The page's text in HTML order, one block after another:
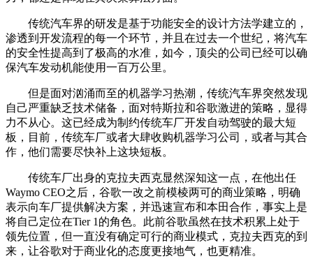
传统汽车界的研发是基于功能安全的设计方法学建立的，
渗透到开发流程的每一个环节，并且在过去一个世纪，将汽车
的安全性提高到了极高的水准，如今，顶尖的公司已经可以确
保汽车发动机能使用一百万公里。
但是面对汹涌而至的机器学习热潮，传统汽车界突然发现
自己严重缺乏技术储备，面对特斯拉和谷歌激进的策略，显得
力不从心。这已经成为制约传统车厂开发自动驾驶的最大短
板，目前，传统车厂或者大肆收购机器学习公司，或者与其合
作，他们需要尽快补上这块短板。
传统车厂出身的克拉夫西克显然深知这一点，在他出任
Waymo CEO之后，谷歌一改之前模棱两可的商业策略，明确
表示向车厂提供解决方案，并迅速宣布和本田合作，事实上是
将自己定位在Tier 1的角色。此前谷歌虽然在技术积累上处于
领先位置，但一直没有确定可行的商业模式，克拉夫西克的到
来，让谷歌对于商业化的态度更接地气，也更精准。